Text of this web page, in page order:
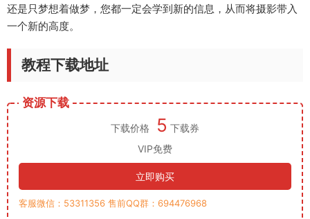
还是只梦想着做梦，您都一定会学到新的信息，从而将摄影带入
一个新的高度。
教程下载地址
资源下载
下载价格 5 下载券
VIP免费
立即购买
客服微信：53311356 售前QQ群：694476968